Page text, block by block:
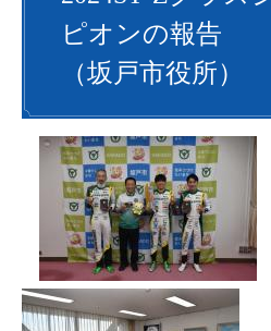
ピオンの報告​
（坂戸市役所）